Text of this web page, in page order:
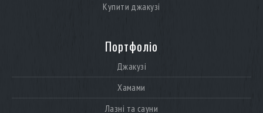
Купити джакузі
Портфоліо
Джакузі
Хамами
Лазні та сауни